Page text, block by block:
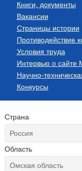
Книги, документы
Вакансии
Страницы истории
Противодействие
Условия труда
Интервью о сайте
Научно-
Конкурсы
Страна
Область